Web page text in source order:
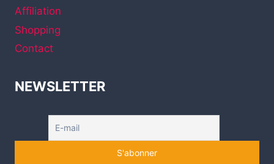
Affiliation
Shopping
Contact
NEWSLETTER